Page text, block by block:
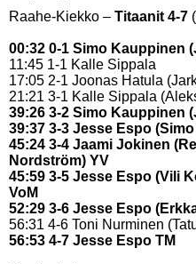
Raahe-Kiekko – Titaanit 4-7
00:32 0-1 Simo Kauppinen
11:45 1-1 Kalle Sippala
17:05 2-1 Joonas Hatula
21:21 3-1 Kalle Sippala
39:26 3-2 Simo Kauppinen
39:37 3-3 Jesse Espo
45:24 3-4 Jaami Jokinen
Nordström) YV
45:59 3-5 Jesse Espo (Vili
VoM
52:29 3-6 Jesse Espo
56:31 4-6 Toni Nurminen
56:53 4-7 Jesse Espo TM